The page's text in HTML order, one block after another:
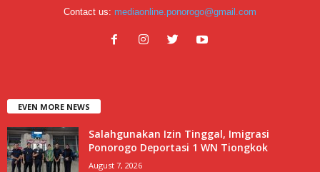
Contact us: mediaonline.ponorogo@gmail.com
EVEN MORE NEWS
Salahgunakan Izin Tinggal, Imigrasi
Ponorogo Deportasi 1 WN Tiongkok
August 7, 2026